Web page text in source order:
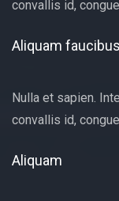
convallis id,
Aliquam faucibus
Nulla et sapien.
convallis id,
Aliquam